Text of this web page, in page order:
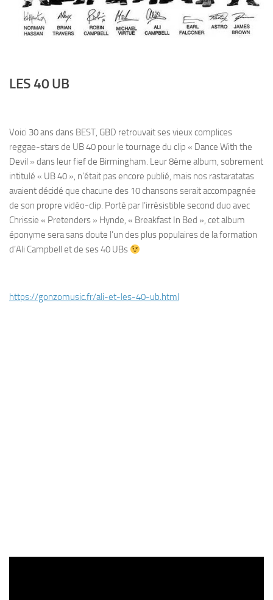
LES 40 UB
Voici 30 ans dans BEST, GBD retrouvait ses vieux complices
reggae-stars de UB 40 pour le tournage du clip « Dance With the
Devil » dans leur fief de Birmingham. Leur 8ème album, sobrement
intitulé « UB 40 », n’était pas encore publié, mais nos rastaratatas
avaient décidé que chacune des 10 chansons serait accompagnée
de son propre vidéo-clip. Porté par l’irrésistible second duo avec
Chrissie « Pretenders » Hynde, « Breakfast In Bed », cet album
éponyme sera sans doute l’un des plus populaires de la formation
d’Ali Campbell et de ses 40 UBs
https://gonzomusic.fr/ali-et-les-40-ub.html